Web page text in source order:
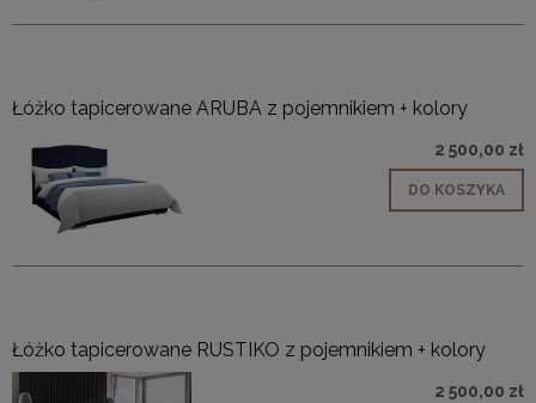
Łóżko tapicerowane ARUBA z pojemnikiem + kolory
2 500,00 zł
DO KOSZYKA
Łóżko tapicerowane RUSTIKO z pojemnikiem + kolory
2 500,00 zł